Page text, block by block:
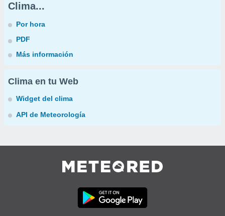
Clima...
Por hora
PDF
Más información
Clima en tu Web
Widget del clima
API de Meteorología